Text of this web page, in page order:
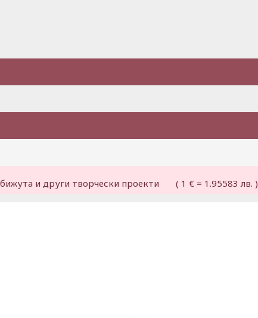
и други творчески проекти ( 1 € = 1.95583 лв. )